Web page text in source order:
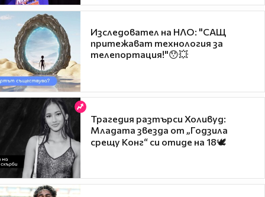
Изследовател на НЛО: "САЩ
притежават технология за
телепортация!"😯💥
Трагедия разтърси Холивуд:
Младата звезда от „Годзила
срещу Конг“ си отиде на 18🕊️